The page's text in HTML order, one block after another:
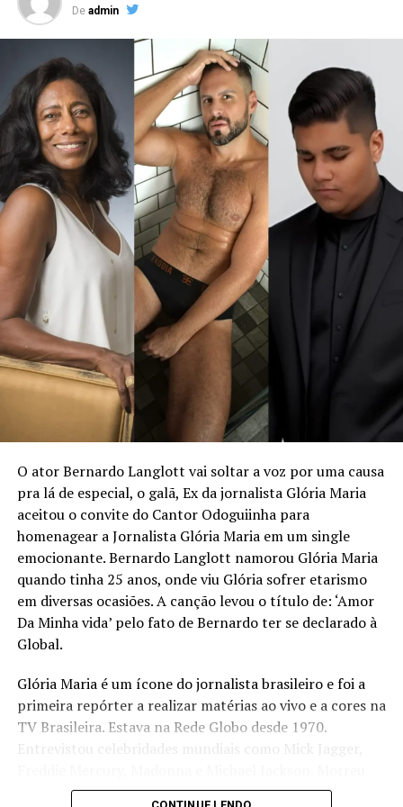
fortalecer o valor pessoal e a conquista por mais
autonomia.
“Minha intenção é inspirar profissionais a se
enxergarem para além dos cargos que ocupam e das
empresas onde atuam. Muitas vezes nos limitamos a
pensar na carreira apenas como uma sequência de
posições ou funções, esquecendo que ela é uma
construção muito maior, que envolve propósito,
impacto e crescimento pessoal”, comenta Mirella
Franco, autora do livro.
“E esse valor não vem apenas da experiência que
acumula, mas da forma como você se posiciona, se
reinventa e se torna indispensável e reconhecido pelo
impacto que gera. Sua jornada não é apenas um caminho
percorrido, mas um patrimônio valioso”, acrescenta.
Com linguagem acessível, o livro combina elementos de
autobiografia, liderança e planejamento estratégico,
propondo um caminho prático para quem deseja
assumir o controle da própria trajetória com clareza,
ousadia e consistência. O método apresentado por
Mirella é o “Plano de Voo”, estruturado em três pilares:
Visão Estratégica, Ousadia Calculada e Operação
Consistente. Juntos, esses pilares funcionam como um
guia para profissionais que buscam direcionamento e
protagonismo em um mercado cada vez mais dinâmico e
competitivo.
“Acredito que é possível construir uma trajetória
profissional que não apenas traga sucesso, mas que
também gere liberdade para tomar decisões alinhadas
aos próprios valores e, acima de tudo, uma valorização
real, que vai além do salário ou do título no cartão de
Além de compartilhar sua própria transformação, da
De admin
O ator Bernardo Langlott vai soltar a voz por uma causa
pra lá de especial, o galã, Ex da jornalista Glória Maria
aceitou o convite do Cantor Odoguiinha para
homenagear a Jornalista Glória Maria em um single
emocionante. Bernardo Langlott namorou Glória Maria
quando tinha 25 anos, onde viu Glória sofrer etarismo
em diversas ocasiões. A canção levou o título de: ‘Amor
Da Minha vida’ pelo fato de Bernardo ter se declarado à
Global.
Glória Maria é um ícone do jornalista brasileiro e foi a
primeira repórter a realizar matérias ao vivo e a cores na
TV Brasileira. Estava na Rede Globo desde 1970.
Entrevistou celebridades mundiais como Mick Jagger,
aos 73 anos em 2 de fevereiro de 2023.